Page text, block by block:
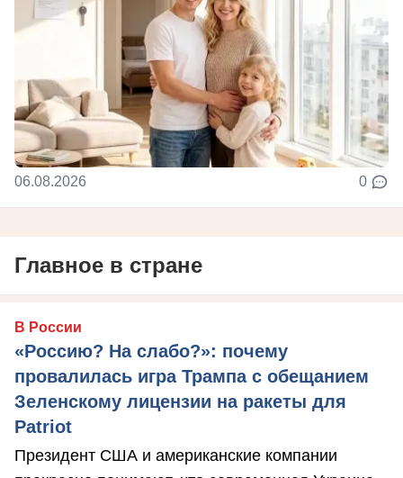
06.08.2026 0
Главное в стране
В России
«Россию? На слабо?»: почему
провалилась игра Трампа с обещанием
Зеленскому лицензии на ракеты для
Patriot
Президент США и американские компании